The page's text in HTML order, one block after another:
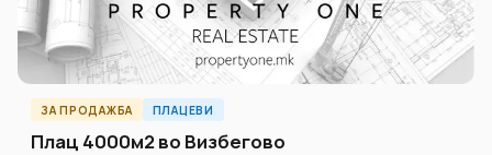
ЗА ПРОДАЖБА ПЛАЦЕВИ
Плац 4000м2 во Визбегово